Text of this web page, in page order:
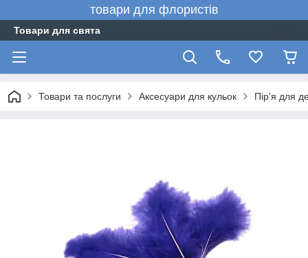
товари для флористів
Товари для свята
Товари та послуги Аксесуари для кульок Пір'я для